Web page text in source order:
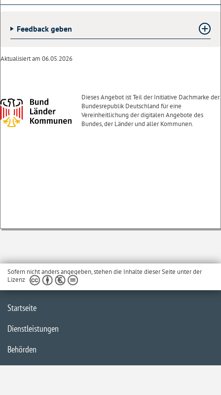
Feedback geben
Aktualisiert am 06.05.2026
Dieses Angebot ist Teil der Initiative Dachmarke der
Bundesrepublik Deutschland für eine
Vereinheitlichung der digitalen Angebote des
Bundes, der Länder und aller Kommunen.
Sofern nicht anders angegeben, stehen die Inhalte dieser Seite unter der
Lizenz
Startseite
Dienstleistungen
Behörden